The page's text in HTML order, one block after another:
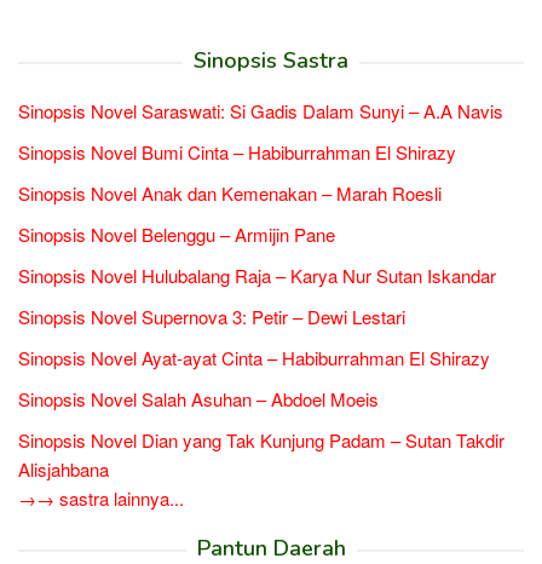
Sinopsis Sastra
Sinopsis Novel Saraswati: Si Gadis Dalam Sunyi – A.A Navis
Sinopsis Novel Bumi Cinta – Habiburrahman El Shirazy
Sinopsis Novel Anak dan Kemenakan – Marah Roesli
Sinopsis Novel Belenggu – Armijin Pane
Sinopsis Novel Hulubalang Raja – Karya Nur Sutan Iskandar
Sinopsis Novel Supernova 3: Petir – Dewi Lestari
Sinopsis Novel Ayat-ayat Cinta – Habiburrahman El Shirazy
Sinopsis Novel Salah Asuhan – Abdoel Moeis
Sinopsis Novel Dian yang Tak Kunjung Padam – Sutan Takdir
Alisjahbana
→→ sastra lainnya...
Pantun Daerah